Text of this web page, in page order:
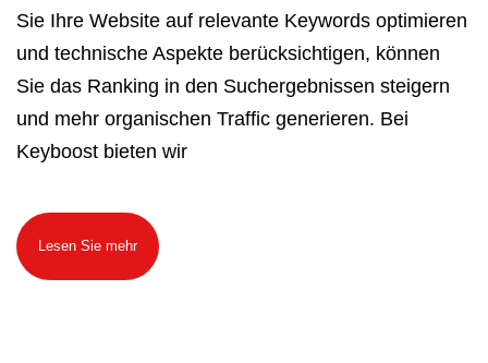
Sie Ihre Website auf relevante Keywords optimieren
und technische Aspekte berücksichtigen, können
Sie das Ranking in den Suchergebnissen steigern
und mehr organischen Traffic generieren. Bei
Keyboost bieten wir
Lesen Sie mehr